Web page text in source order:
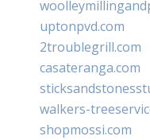
uptonpvd.com
2troublegrill.com
casateranga.com
walkers-
shopmossi.com